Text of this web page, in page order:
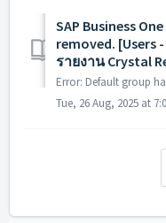
SAP Business
removed.
รายงาน Crystal
Tue, 26 Aug, 2025 at